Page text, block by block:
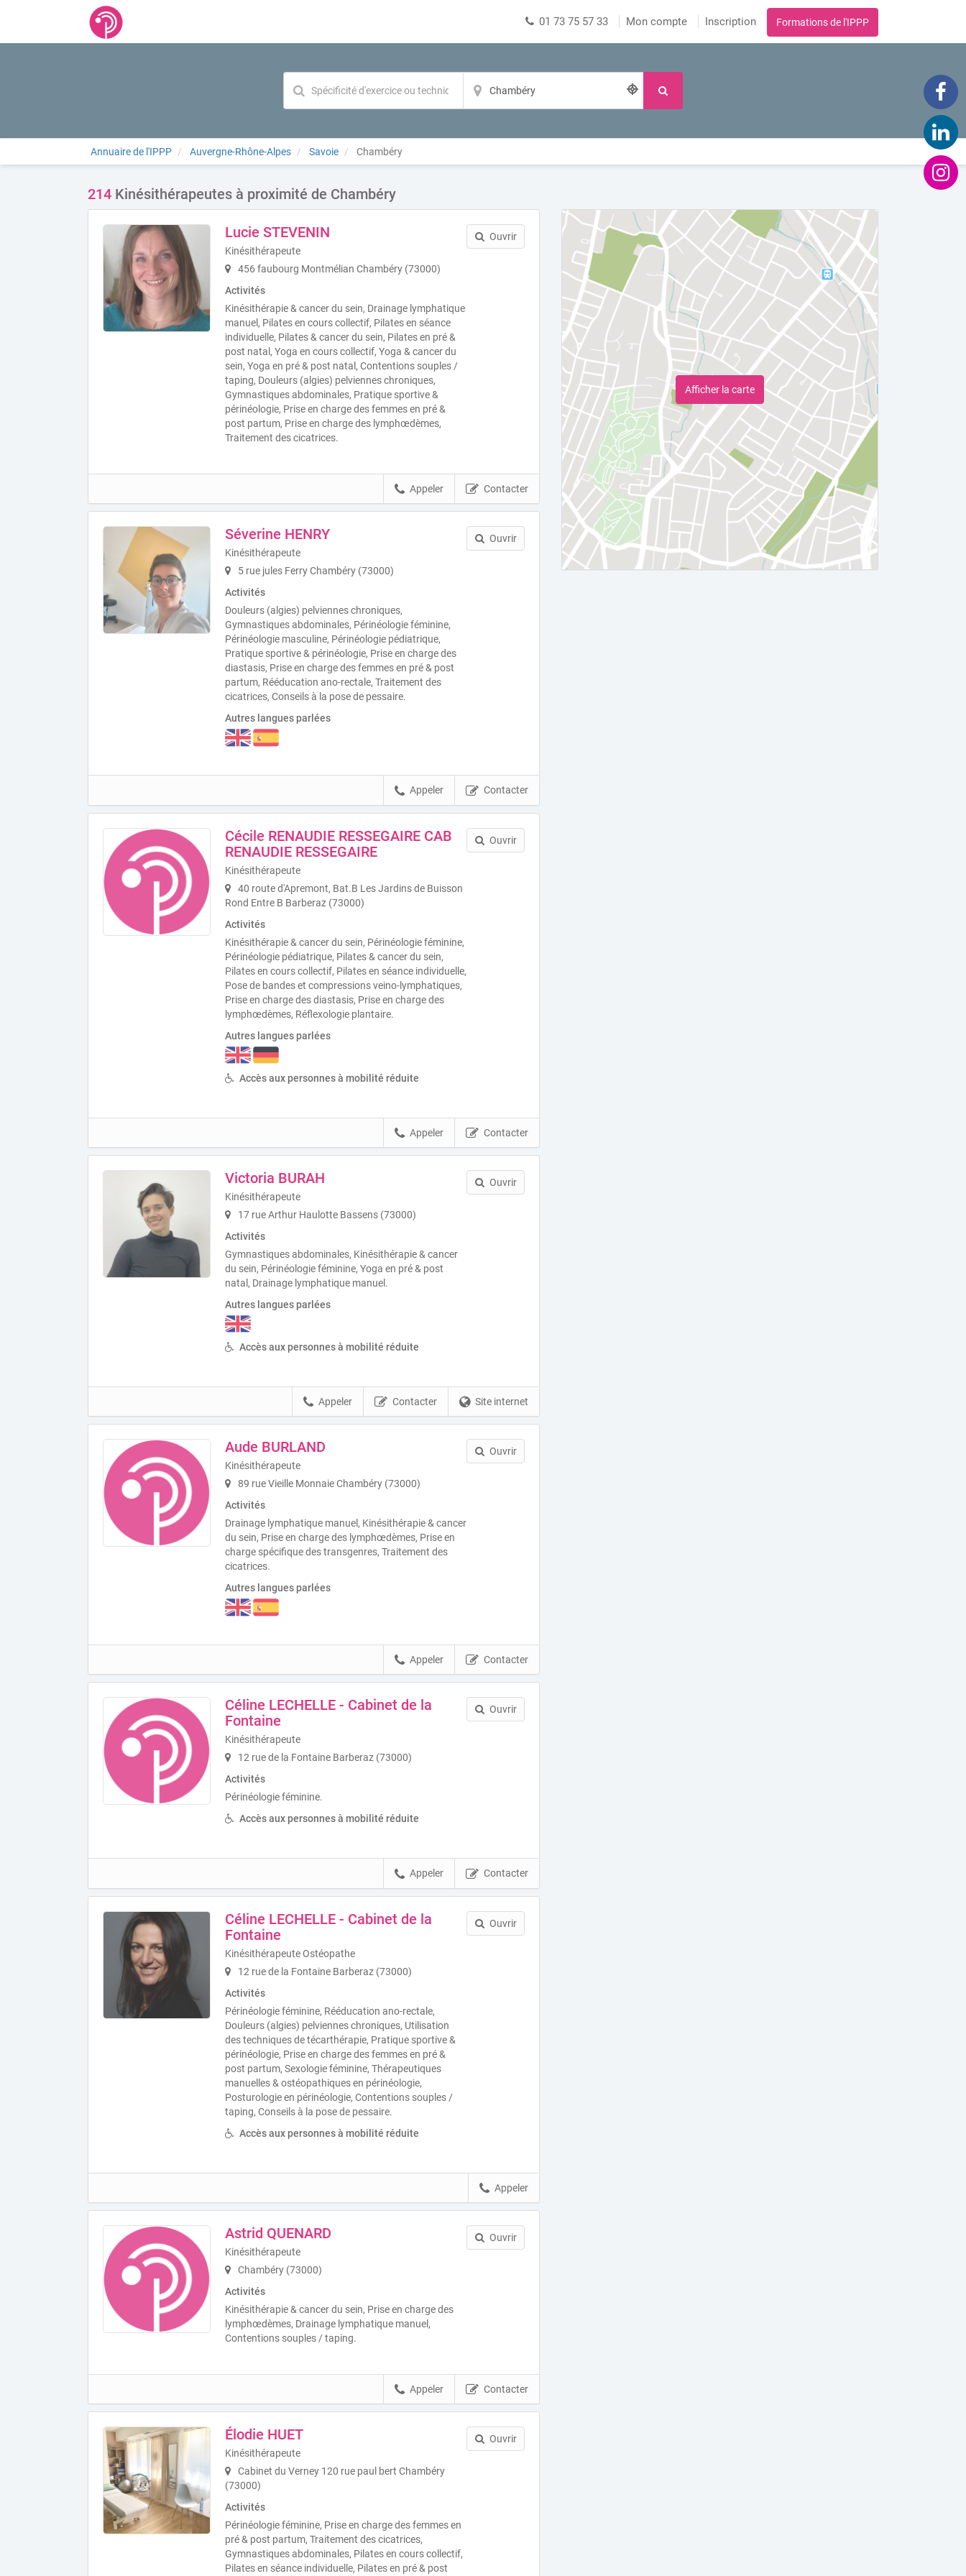
01 73 75 57 33 Mon compte Inscription Formations de l'IPPP
Annuaire de l'IPPP Auvergne-Rhône-Alpes Savoie Chambéry
214 Kinésithérapeutes à proximité de Chambéry
Lucie STEVENIN
Kinésithérapeute
456 faubourg Montmélian Chambéry (73000)
Activités
Kinésithérapie & cancer du sein, Drainage lymphatique
manuel, Pilates en cours collectif, Pilates en séance
individuelle, Pilates & cancer du sein, Pilates en pré &
post natal, Yoga en cours collectif, Yoga & cancer du
sein, Yoga en pré & post natal, Contentions souples /
taping, Douleurs (algies) pelviennes chroniques,
Gymnastiques abdominales, Pratique sportive &
périnéologie, Prise en charge des femmes en pré &
post partum, Prise en charge des lymphœdèmes,
Traitement des cicatrices.
Ouvrir
Contacter
Appeler
Séverine HENRY
Kinésithérapeute
5 rue jules Ferry Chambéry (73000)
Activités
Douleurs (algies) pelviennes chroniques,
Gymnastiques abdominales, Périnéologie féminine,
Périnéologie masculine, Périnéologie pédiatrique,
Pratique sportive & périnéologie, Prise en charge des
diastasis, Prise en charge des femmes en pré & post
partum, Rééducation ano-rectale, Traitement des
cicatrices, Conseils à la pose de pessaire.
Autres langues parlées
Ouvrir
Contacter
Appeler
Cécile RENAUDIE RESSEGAIRE CAB
RENAUDIE RESSEGAIRE
Kinésithérapeute
40 route d'Apremont, Bat.B Les Jardins de Buisson
Rond Entre B Barberaz (73000)
Activités
Kinésithérapie & cancer du sein, Périnéologie féminine,
Périnéologie pédiatrique, Pilates & cancer du sein,
Pilates en cours collectif, Pilates en séance individuelle,
Pose de bandes et compressions veino-lymphatiques,
Prise en charge des diastasis, Prise en charge des
lymphœdèmes, Réflexologie plantaire.
Autres langues parlées
Accès aux personnes à mobilité réduite
Ouvrir
Contacter
Appeler
Victoria BURAH
Kinésithérapeute
17 rue Arthur Haulotte Bassens (73000)
Activités
Gymnastiques abdominales, Kinésithérapie & cancer
du sein, Périnéologie féminine, Yoga en pré & post
natal, Drainage lymphatique manuel.
Autres langues parlées
Accès aux personnes à mobilité réduite
Ouvrir
Site internet
Contacter
Appeler
Aude BURLAND
Kinésithérapeute
89 rue Vieille Monnaie Chambéry (73000)
Activités
Drainage lymphatique manuel, Kinésithérapie & cancer
du sein, Prise en charge des lymphœdèmes, Prise en
charge spécifique des transgenres, Traitement des
cicatrices.
Autres langues parlées
Ouvrir
Contacter
Appeler
Céline LECHELLE - Cabinet de la
Fontaine
Kinésithérapeute
12 rue de la Fontaine Barberaz (73000)
Activités
Périnéologie féminine.
Accès aux personnes à mobilité réduite
Ouvrir
Contacter
Appeler
Céline LECHELLE - Cabinet de la
Fontaine
Kinésithérapeute Ostéopathe
12 rue de la Fontaine Barberaz (73000)
Activités
Périnéologie féminine, Rééducation ano-rectale,
Douleurs (algies) pelviennes chroniques, Utilisation
des techniques de técarthérapie, Pratique sportive &
périnéologie, Prise en charge des femmes en pré &
post partum, Sexologie féminine, Thérapeutiques
manuelles & ostéopathiques en périnéologie,
Posturologie en périnéologie, Contentions souples /
taping, Conseils à la pose de pessaire.
Accès aux personnes à mobilité réduite
Ouvrir
Appeler
Astrid QUENARD
Kinésithérapeute
Chambéry (73000)
Activités
Kinésithérapie & cancer du sein, Prise en charge des
lymphœdèmes, Drainage lymphatique manuel,
Contentions souples / taping.
Ouvrir
Contacter
Appeler
Élodie HUET
Kinésithérapeute
Cabinet du Verney 120 rue paul bert Chambéry
(73000)
Activités
Périnéologie féminine, Prise en charge des femmes en
pré & post partum, Traitement des cicatrices,
Gymnastiques abdominales, Pilates en cours collectif,
Pilates en séance individuelle, Pilates en pré & post
Ouvrir
Afficher la carte